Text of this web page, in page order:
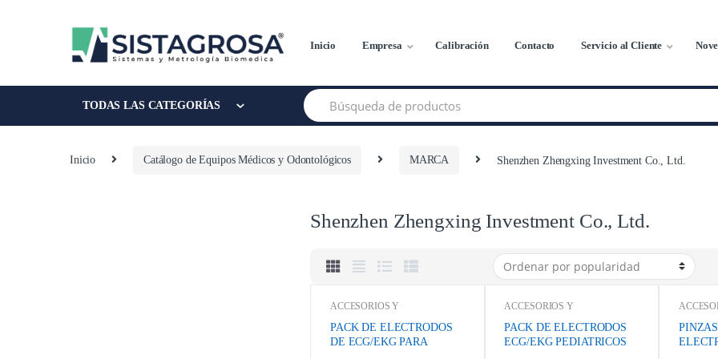
Inicio Empresa Calibración Contacto Servicio al Cliente
TODAS LAS CATEGORÍAS
Buscar:
Inicio Catálogo de Equipos Médicos y Odontológicos MARCA Shenzhen Zhengxing Investment Co., Ltd.
Shenzhen Zhengxing Investment Co., Ltd.
ACCESORIOS Y
Equipos Médicos y Odontológicos
ELECTROCARDIÓGRAFOS,
EQUIPOS MEDICOS,MARCA
PACK DE ELECTRODOS
DE ECG/EKG PARA
ACCESORIOS Y
Equipos Médicos y Odontológicos
ELECTROCARDIÓGRAFOS,
EQUIPOS MEDICOS,MARCA
PACK DE ELECTRODOS
ECG/EKG PEDIATRICOS
Equipos